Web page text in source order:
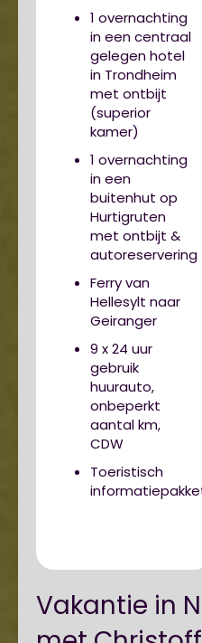
1 overnachting
in een centraal
gelegen hotel
in Trondheim
met ontbijt
(superior
kamer)
1 overnachting
in een
buitenhut op
Hurtigruten
met ontbijt &
autoreservering
Ferry van
Hellesylt naar
Geiranger
9 x 24 uur
gebruik
huurauto,
onbeperkt
aantal km,
CDW
Toeristisch
Vakantie in